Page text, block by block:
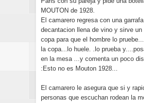
MOUTON de 1928.
El camarero regresa con una
decantacion llena de vino y sirve un
copa para que el hombre lo
la copa...lo huele. .lo prueba
en la mesa ...y comenta un poco
:Esto no es Mouton 1928...
El camarero le asegura que si y
personas que escuchan rodean la